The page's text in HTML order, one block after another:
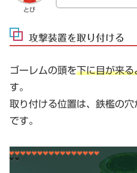
とび
攻撃装置を取り付ける
ゴーレムの頭を下に目が来る
す。
取り付ける位置は、鉄檻の
です。